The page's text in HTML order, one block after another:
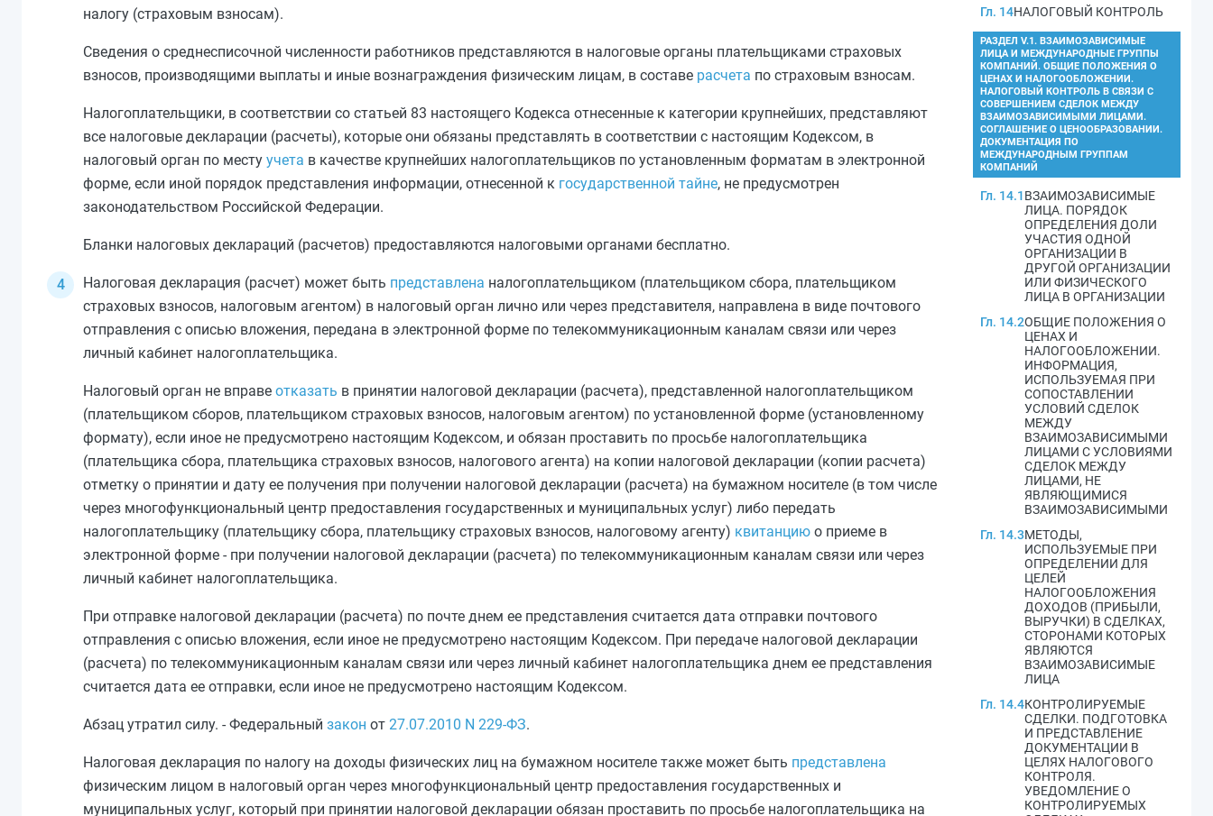
налогу (страховым взносам).
Сведения о среднесписочной численности работников представляются в налоговые органы плательщиками страховых
взносов, производящими выплаты и иные вознаграждения физическим лицам, в составе расчета по страховым взносам.
Налогоплательщики, в соответствии со статьей 83 настоящего Кодекса отнесенные к категории крупнейших, представляют
все налоговые декларации (расчеты), которые они обязаны представлять в соответствии с настоящим Кодексом, в
налоговый орган по месту учета в качестве крупнейших налогоплательщиков по установленным форматам в электронной
форме, если иной порядок представления информации, отнесенной к государственной тайне, не предусмотрен
законодательством Российской Федерации.
Бланки налоговых деклараций (расчетов) предоставляются налоговыми органами бесплатно.
Налоговая декларация (расчет) может быть представлена налогоплательщиком (плательщиком сбора, плательщиком
страховых взносов, налоговым агентом) в налоговый орган лично или через представителя, направлена в виде почтового
отправления с описью вложения, передана в электронной форме по телекоммуникационным каналам связи или через
личный кабинет налогоплательщика.
Налоговый орган не вправе отказать в принятии налоговой декларации (расчета), представленной налогоплательщиком
(плательщиком сборов, плательщиком страховых взносов, налоговым агентом) по установленной форме (установленному
формату), если иное не предусмотрено настоящим Кодексом, и обязан проставить по просьбе налогоплательщика
(плательщика сбора, плательщика страховых взносов, налогового агента) на копии налоговой декларации (копии расчета)
отметку о принятии и дату ее получения при получении налоговой декларации (расчета) на бумажном носителе (в том числе
через многофункциональный центр предоставления государственных и муниципальных услуг) либо передать
налогоплательщику (плательщику сбора, плательщику страховых взносов, налоговому агенту) квитанцию о приеме в
электронной форме - при получении налоговой декларации (расчета) по телекоммуникационным каналам связи или через
личный кабинет налогоплательщика.
При отправке налоговой декларации (расчета) по почте днем ее представления считается дата отправки почтового
отправления с описью вложения, если иное не предусмотрено настоящим Кодексом. При передаче налоговой декларации
(расчета) по телекоммуникационным каналам связи или через личный кабинет налогоплательщика днем ее представления
считается дата ее отправки, если иное не предусмотрено настоящим Кодексом.
Абзац утратил силу. - Федеральный закон от 27.07.2010 N 229-ФЗ.
Налоговая декларация по налогу на доходы физических лиц на бумажном носителе также может быть представлена
физическим лицом в налоговый орган через многофункциональный центр предоставления государственных и
муниципальных услуг, который при принятии налоговой декларации обязан проставить по просьбе налогоплательщика на
Гл. 14НАЛОГОВЫЙ КОНТРОЛЬ
РАЗДЕЛ V.1. ВЗАИМОЗАВИСИМЫЕ
ЛИЦА И МЕЖДУНАРОДНЫЕ ГРУППЫ
КОМПАНИЙ. ОБЩИЕ ПОЛОЖЕНИЯ О
ЦЕНАХ И НАЛОГООБЛОЖЕНИИ.
НАЛОГОВЫЙ КОНТРОЛЬ В СВЯЗИ С
СОВЕРШЕНИЕМ СДЕЛОК МЕЖДУ
ВЗАИМОЗАВИСИМЫМИ ЛИЦАМИ.
СОГЛАШЕНИЕ О ЦЕНООБРАЗОВАНИИ.
ДОКУМЕНТАЦИЯ ПО
МЕЖДУНАРОДНЫМ ГРУППАМ
КОМПАНИЙ
Гл. 14.1ВЗАИМОЗАВИСИМЫЕ
ЛИЦА. ПОРЯДОК
ОПРЕДЕЛЕНИЯ ДОЛИ
УЧАСТИЯ ОДНОЙ
ОРГАНИЗАЦИИ В
ДРУГОЙ ОРГАНИЗАЦИИ
ИЛИ ФИЗИЧЕСКОГО
ЛИЦА В ОРГАНИЗАЦИИ
Гл. 14.2ОБЩИЕ ПОЛОЖЕНИЯ О
ЦЕНАХ И
НАЛОГООБЛОЖЕНИИ.
ИНФОРМАЦИЯ,
ИСПОЛЬЗУЕМАЯ ПРИ
СОПОСТАВЛЕНИИ
УСЛОВИЙ СДЕЛОК
МЕЖДУ
ВЗАИМОЗАВИСИМЫМИ
ЛИЦАМИ С УСЛОВИЯМИ
СДЕЛОК МЕЖДУ
ЛИЦАМИ, НЕ
ЯВЛЯЮЩИМИСЯ
ВЗАИМОЗАВИСИМЫМИ
Гл. 14.3МЕТОДЫ,
ИСПОЛЬЗУЕМЫЕ ПРИ
ОПРЕДЕЛЕНИИ ДЛЯ
ЦЕЛЕЙ
НАЛОГООБЛОЖЕНИЯ
ДОХОДОВ (ПРИБЫЛИ,
ВЫРУЧКИ) В СДЕЛКАХ,
СТОРОНАМИ КОТОРЫХ
ЯВЛЯЮТСЯ
ВЗАИМОЗАВИСИМЫЕ
ЛИЦА
Гл. 14.4КОНТРОЛИРУЕМЫЕ
СДЕЛКИ. ПОДГОТОВКА
И ПРЕДСТАВЛЕНИЕ
ДОКУМЕНТАЦИИ В
ЦЕЛЯХ НАЛОГОВОГО
КОНТРОЛЯ.
УВЕДОМЛЕНИЕ О
КОНТРОЛИРУЕМЫХ